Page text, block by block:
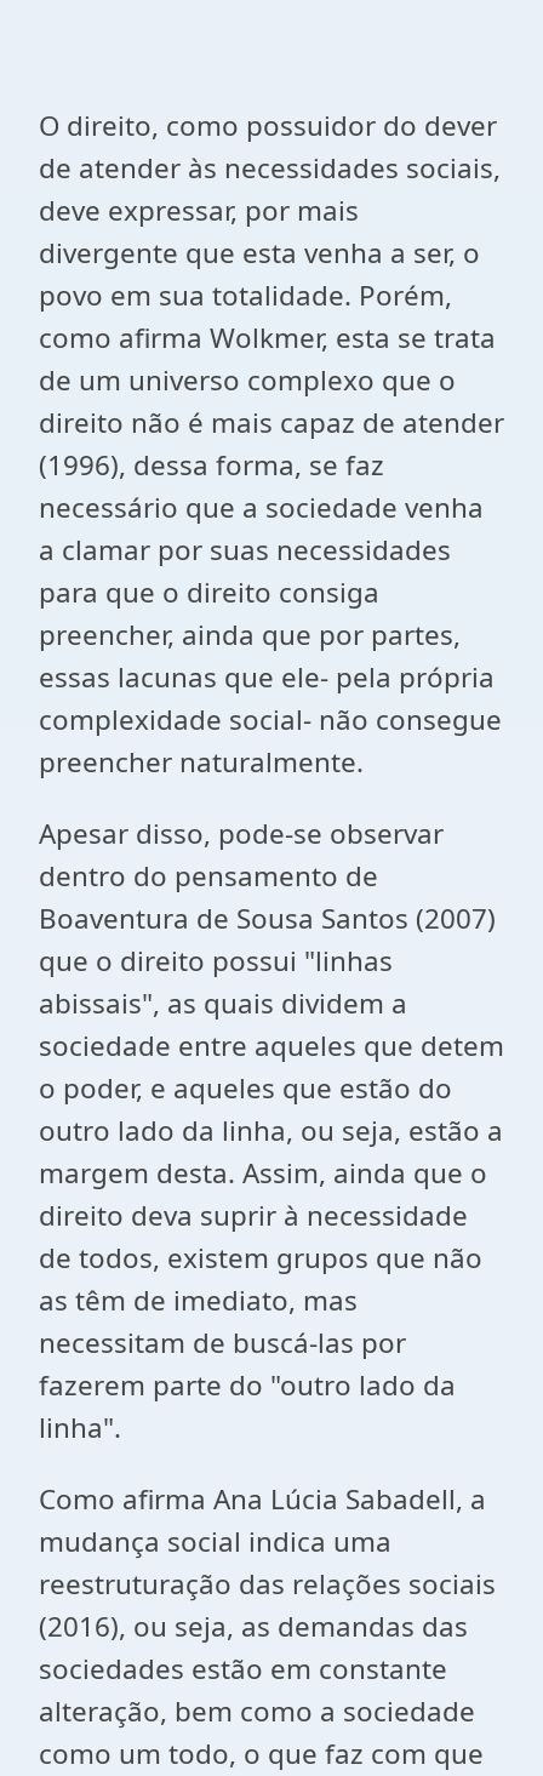
O direito, como possuidor do dever
de atender às necessidades sociais,
deve expressar, por mais
divergente que esta venha a ser, o
povo em sua totalidade. Porém,
como afirma Wolkmer, esta se trata
de um universo complexo que o
direito não é mais capaz de atender
(1996), dessa forma, se faz
necessário que a sociedade venha
a clamar por suas necessidades
para que o direito consiga
preencher, ainda que por partes,
essas lacunas que ele- pela própria
complexidade social- não consegue
preencher naturalmente.
Apesar disso, pode-se observar
dentro do pensamento de
Boaventura de Sousa Santos (2007)
que o direito possui "linhas
abissais", as quais dividem a
sociedade entre aqueles que detem
o poder, e aqueles que estão do
outro lado da linha, ou seja, estão a
margem desta. Assim, ainda que o
direito deva suprir à necessidade
de todos, existem grupos que não
as têm de imediato, mas
necessitam de buscá-las por
fazerem parte do "outro lado da
linha".
Como afirma Ana Lúcia Sabadell, a
mudança social indica uma
reestruturação das relações sociais
(2016), ou seja, as demandas das
sociedades estão em constante
alteração, bem como a sociedade
como um todo, o que faz com que